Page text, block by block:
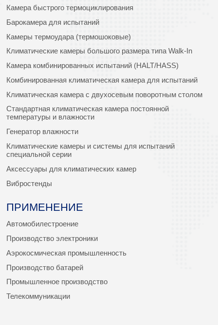
Камера быстрого термоциклирования
Барокамера для испытаний
Камеры термоудара (термошоковые)
Климатические камеры большого размера типа Walk-In
Камера комбинированных испытаний (HALT/HASS)
Комбинированная климатическая камера для испытаний
Климатическая камера с двухосевым поворотным столом
Стандартная климатическая камера постоянной
температуры и влажности
Генератор влажности
Климатические камеры и системы для испытаний
специальной серии
Аксессуары для климатических камер
Вибростенды
ПРИМЕНЕНИЕ
Автомобилестроение
Производство электроники
Аэрокосмическая промышленность
Производство батарей
Промышленное производство
Телекоммуникации